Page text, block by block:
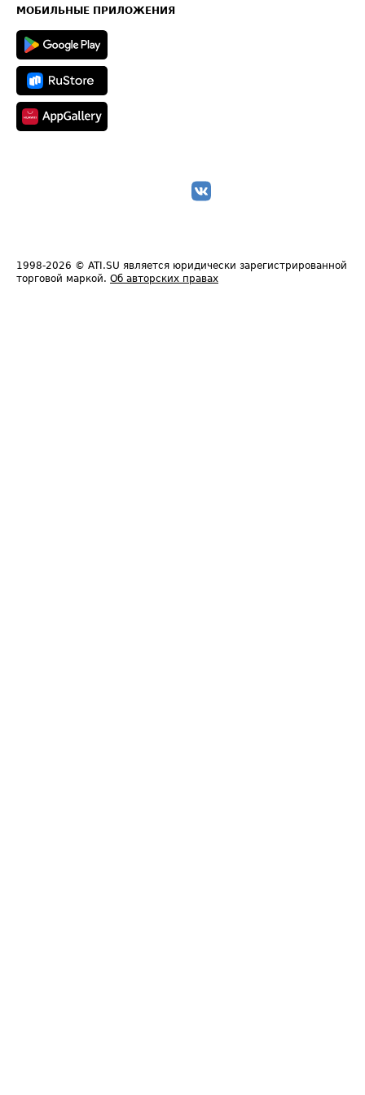
Техническая информация
МОБИЛЬНЫЕ ПРИЛОЖЕНИЯ
1998-2026 © ATI.SU является юридически зарегистрированной
торговой маркой. Об авторских правах